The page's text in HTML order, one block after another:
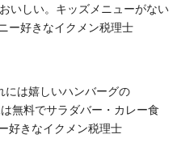
いしい。キッズメニューがない
ー好きなイクメン税理士
には嬉しいハンバーグの
無料でサラダバー・カレー食
好きなイクメン税理士